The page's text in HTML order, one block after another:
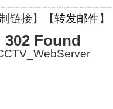
链接】【转发邮件】
302 Found